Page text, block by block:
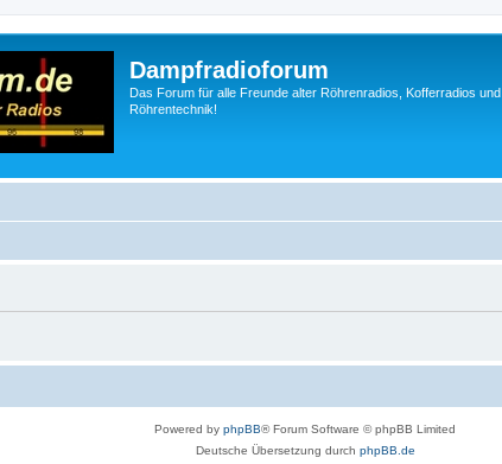
Dampfradioforum
Das Forum für alle Freunde alter Röhrenradios, Kofferradios und
Röhrentechnik!
Powered by phpBB® Forum Software © phpBB Limited
Deutsche Übersetzung durch phpBB.de